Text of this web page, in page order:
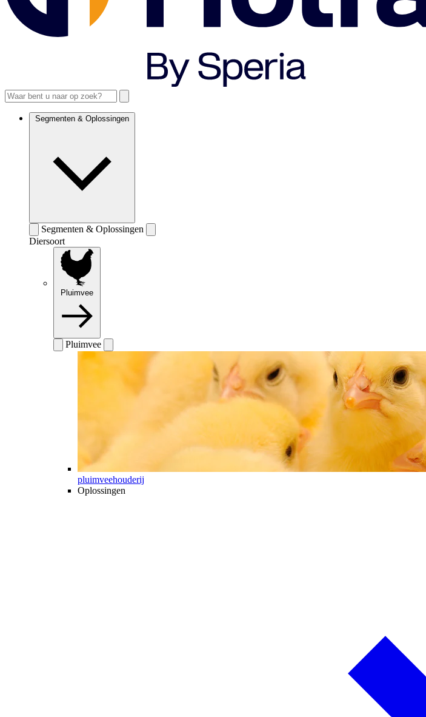
Segmenten & Oplossingen
Segmenten & Oplossingen
Diersoort
Pluimvee
Pluimvee
pluimveehouderij
Oplossingen